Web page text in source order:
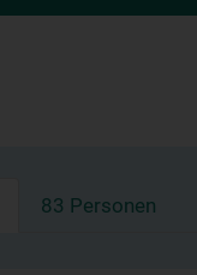
83 Personen